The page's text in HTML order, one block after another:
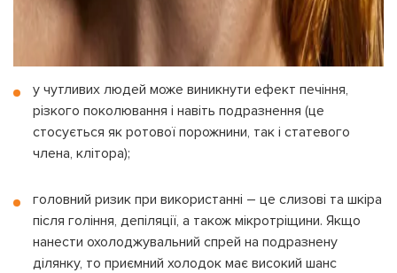
у чутливих людей може виникнути ефект печіння,
різкого поколювання і навіть подразнення (це
стосується як ротової порожнини, так і статевого
члена, клітора);
головний ризик при використанні – це слизові та шкіра
після гоління, депіляції, а також мікротріщини. Якщо
нанести охолоджувальний спрей на подразнену
ділянку, то приємний холодок має високий шанс